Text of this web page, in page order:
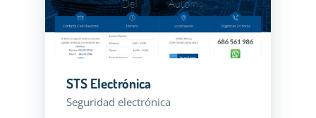
STS Electrónica
Seguridad electrónica